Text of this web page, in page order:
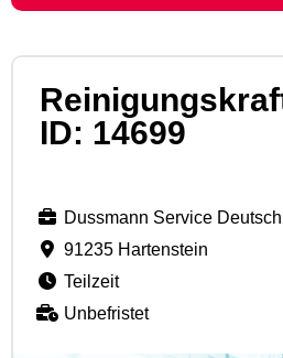
ID: 14699
Dussmann Service
91235 Hartenstein
Teilzeit
Unbefristet